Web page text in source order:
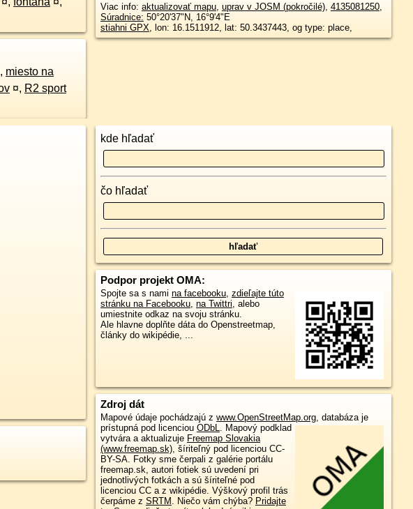
, miesto na
¤, R2 sport
Viac info: aktualizovať mapu, uprav v JOSM (pokročilé), 4135081250,
Súradnice: 50°20'37"N, 16°9'4"E
stiahni GPX, lon: 16.1511912, lat: 50.3437443, og type: place,
kde hľadať
čo hľadať
Podpor projekt OMA:
Spojte sa s nami na facebooku, zdieľajte túto
stránku na Facebooku, na Twittri, alebo
umiestnite odkaz na svoju stránku.
Ale hlavne doplňte dáta do Openstreetmap,
články do wikipédie, ...
Zdroj dát
Mapové údaje pochádzajú z www.OpenStreetMap.org, databáza je
prístupná pod licenciou ODbL. Mapový podklad
vytvára a aktualizuje Freemap Slovakia
(www.freemap.sk), šíriteľný pod licenciou CC-
BY-SA. Fotky sme čerpali z galérie portálu
freemap.sk, autori fotiek sú uvedení pri
jednotlivých fotkách a sú šíriteľné pod
licenciou CC a z wikipédie. Výškový profil trás
čerpáme z SRTM . Niečo vám chýba? Pridajte